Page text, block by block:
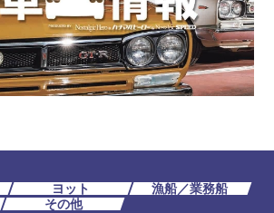
ヨット
漁船／業務船
その他